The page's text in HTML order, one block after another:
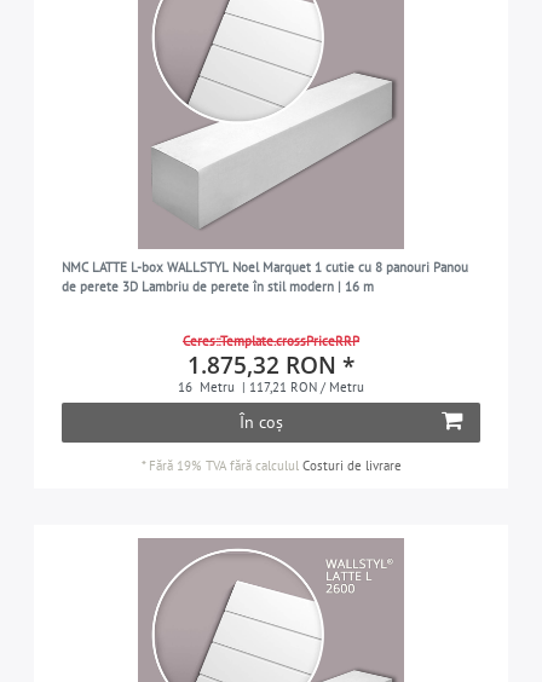
NMC LATTE L-box WALLSTYL Noel Marquet 1 cutie cu 8 panouri Panou
de perete 3D Lambriu de perete în stil modern | 16 m
Ceres::Template.crossPriceRRP
1.875,32 RON *
16 Metru | 117,21 RON / Metru
În coș
* Fără 19% TVAfără calculul Costuri de livrare